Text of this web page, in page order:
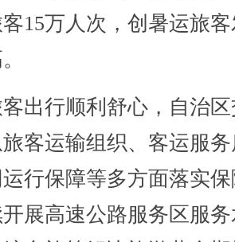
15万人次，创暑运旅
行顺利舒心，自治区
客运输组织、客运服
行保障等多方面落实
展高速公路服务区服